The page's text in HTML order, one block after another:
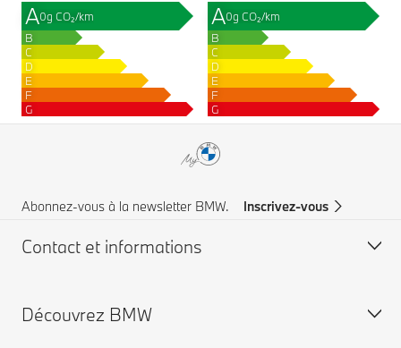
A0g CO₂/km
B
C
D
E
F
G
A0g CO₂/km
B
C
D
E
F
G
Abonnez-vous à la newsletter BMW. Inscrivez-vous
Contact et informations
Service à la clientèle
Découvrez BMW